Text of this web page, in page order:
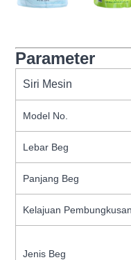
Parameter
Siri Mesin
Model No.
Lebar Beg
Panjang Beg
Kelajuan Pembungkusan
Jenis Beg